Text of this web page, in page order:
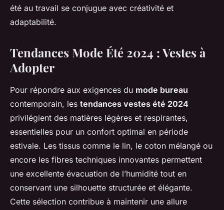
été au travail se conjugue avec créativité et
adaptabilité.
Tendances Mode Été 2024 : Vestes à
Adopter
Pour répondre aux exigences du mode bureau
contemporain, les tendances vestes été 2024
privilégient des matières légères et respirantes,
essentielles pour un confort optimal en période
estivale. Les tissus comme le lin, le coton mélangé ou
encore les fibres techniques innovantes permettent
une excellente évacuation de l’humidité tout en
conservant une silhouette structurée et élégante.
Cette sélection contribue à maintenir une allure